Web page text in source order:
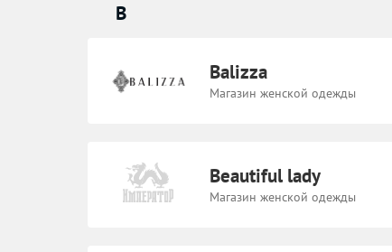
B
Balizza
Магазин женской одежды
Beautiful lady
​Магазин женской одежды